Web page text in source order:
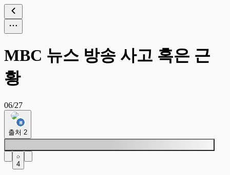
MBC 뉴스 방송 사고 혹은 근
황
06/27
출처 2
4